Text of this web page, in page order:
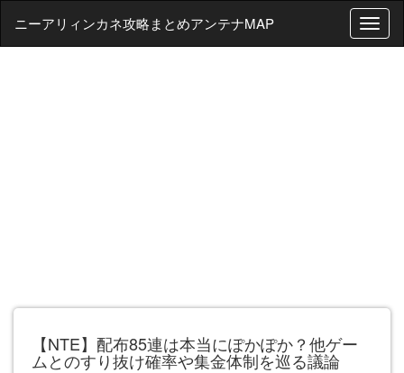
T
o
ニーアリィンカネ攻略まとめアンテナMAP
【NTE】配布85連は本当にぽかぽか？他ゲー
ムとのすり抜け確率や集金体制を巡る議論